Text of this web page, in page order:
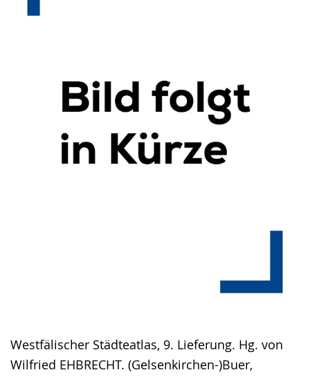
Westfälischer Städteatlas, 9. Lieferung. Hg. von
Wilfried EHBRECHT. (Gelsenkirchen-)Buer,